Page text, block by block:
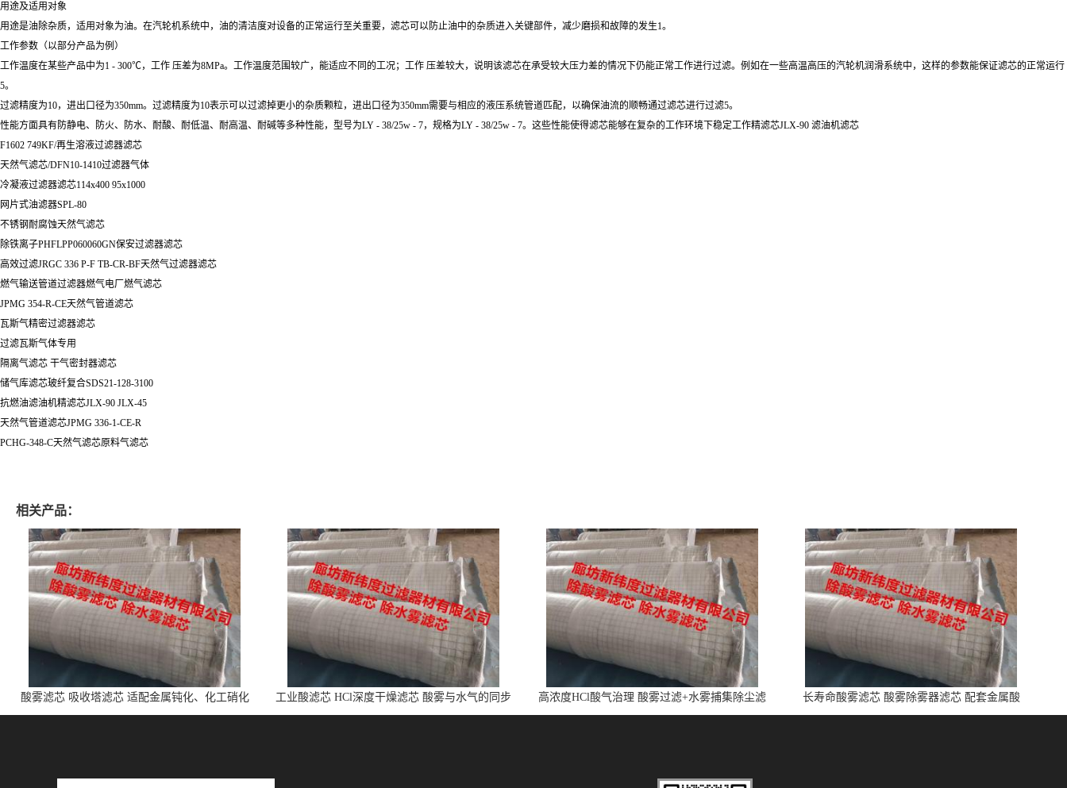
用途及适用对象
用途是油除杂质，适用对象为油。在汽轮机系统中，油的清洁度对设备的正常运行至关重要，滤芯可以防止油中的杂质进入关键部件，减少磨损和故障的发生1。
工作参数（以部分产品为例）
工作温度在某些产品中为1 - 300℃，工作 压差为8MPa。工作温度范围较广，能适应不同的工况；工作 压差较大，说明该滤芯在承受较大压力差的情况下仍能正常工作进行过滤。例如在一些高温高压的汽轮机润滑系统中，这样的参数能保证滤芯的正常运行
5。
过滤精度为10，进出口径为350mm。过滤精度为10表示可以过滤掉更小的杂质颗粒，进出口径为350mm需要与相应的液压系统管道匹配，以确保油流的顺畅通过滤芯进行过滤5。
性能方面具有防静电、防火、防水、耐酸、耐低温、耐高温、耐碱等多种性能，型号为LY - 38/25w - 7，规格为LY - 38/25w - 7。这些性能使得滤芯能够在复杂的工作环境下稳定工作精滤芯JLX-90 滤油机滤芯
F1602 749KF/再生溶液过滤器滤芯
天然气滤芯/DFN10-1410过滤器气体
冷凝液过滤器滤芯114x400 95x1000
网片式油滤器SPL-80
不锈钢耐腐蚀天然气滤芯
除铁离子PHFLPP060060GN保安过滤器滤芯
高效过滤JRGC 336 P-F TB-CR-BF天然气过滤器滤芯
燃气输送管道过滤器燃气电厂燃气滤芯
JPMG 354-R-CE天然气管道滤芯
瓦斯气精密过滤器滤芯
过滤瓦斯气体专用
隔离气滤芯 干气密封器滤芯
储气库滤芯玻纤复合SDS21-128-3100
抗燃油滤油机精滤芯JLX-90 JLX-45
天然气管道滤芯JPMG 336-1-CE-R
PCHG-348-C天然气滤芯原料气滤芯
相关产品：
酸雾滤芯 吸收塔滤芯 适配金属钝化、化工硝化
的酸雾
工业酸滤芯 HCl深度干燥滤芯 酸雾与水气的同步
净化
高浓度HCl酸气治理 酸雾过滤+水雾捕集除尘滤
芯
长寿命酸雾滤芯 酸雾除雾器滤芯 配套金属酸
洗、电池制造业